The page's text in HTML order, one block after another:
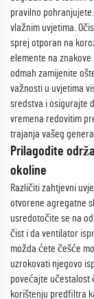
pravilno
vlažnim uvjetima.
sprej otporan na
elemente na
odmah zamijenite
važnosti u uvjetima
sredstva i osigurajte
vremena redovitim
trajanja vašeg
Prilagodite
okoline
Različiti zahtjevni
otvorene agregatne
usredotočite se na
čist i da ventilator
možda ćete češće
uzrokovati njegovo
povećajte učestalost
korištenju predfiltra